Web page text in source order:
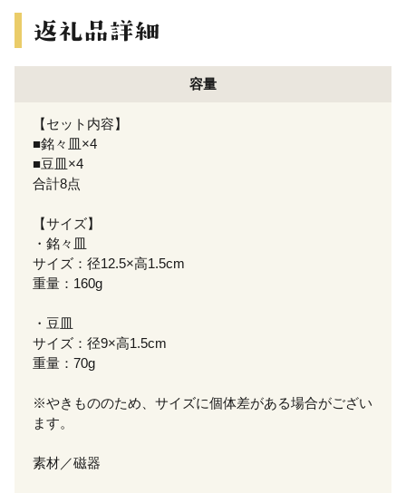
容量
【セット内容】
■銘々皿×4
■豆皿×4
合計8点
【サイズ】
・銘々皿
サイズ：径12.5×高1.5cm
重量：160g
・豆皿
サイズ：径9×高1.5cm
重量：70g
※やきもののため、サイズに個体差がある場合がござい
ます。
素材／磁器